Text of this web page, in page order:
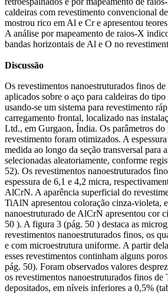
caldeiras com revestimento convencional
mostrou rico em Al e Cr e apresentou
A análise por mapeamento de raios-X
bandas horizontais de Al e O no
Discussão
Os revestimentos nanoestruturados finos
aplicados sobre o aço para caldeiras do
usando-se um sistema para revestimento
carregamento frontal, localizado nas
Ltd., em Gurgaon, Índia. Os parâmetros do
revestimento foram otimizados. A
medida ao longo da seção transversal para
selecionadas aleatoriamente, conforme
52). Os revestimentos nanoestruturados
espessura de 6,1 e 4,2 micra,
AlCrN. A aparência superficial do
TiAlN apresentou coloração cinza-violeta,
nanoestruturado de AlCrN apresentou cor
50 ). A figura 3 (pág. 50 ) destaca as
revestimentos nanoestruturados finos, os
e com microestrutura uniforme. A partir
esses revestimentos continham alguns
pág. 50). Foram observados valores
os revestimentos nanoestruturados finos
depositados, em níveis inferiores a 0,5%